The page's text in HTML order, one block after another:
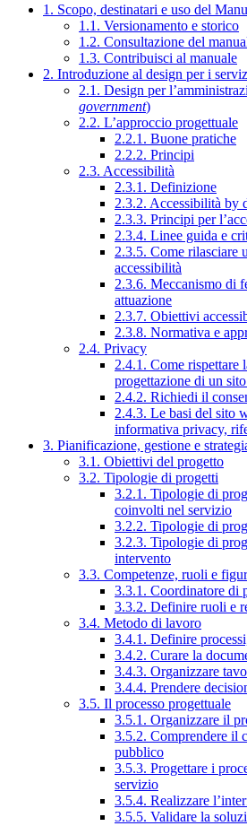
1. Scopo, destinatari e uso del
1.1. Versionamento e storico
1.2. Consultazione del
1.3. Contribuisci al manuale
2. Introduzione al design per i
2.1. Design per
government)
2.2. L’approccio progettuale
2.2.1. Buone pratiche
2.2.2. Principi
2.3. Accessibilità
2.3.1. Definizione
2.3.2. Accessibilità by
2.3.3. Principi per
2.3.4. Linee guida e
2.3.5. Come rilasciare
accessibilità
2.3.6. Meccanismo di
attuazione
2.3.7. Obiettivi
2.3.8. Normativa e
2.4. Privacy
2.4.1. Come rispettare
progettazione di un
2.4.2. Richiedi il
2.4.3. Le basi del sito
informativa privacy,
3. Pianificazione, gestione e
3.1. Obiettivi del progetto
3.2. Tipologie di progetti
3.2.1. Tipologie di
coinvolti nel servizio
3.2.2. Tipologie di
3.2.3. Tipologie di
intervento
3.3. Competenze, ruoli e
3.3.1. Coordinatore di
3.3.2. Definire ruoli e
3.4. Metodo di lavoro
3.4.1. Definire
3.4.2. Curare la
3.4.3. Organizzare
3.4.4. Prendere
3.5. Il processo progettuale
3.5.1. Organizzare il
3.5.2. Comprendere il
pubblico
3.5.3. Progettare i
servizio
3.5.4. Realizzare
3.5.5. Validare la